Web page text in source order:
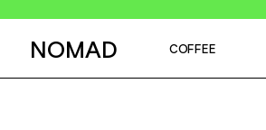
NOMAD COFFEE